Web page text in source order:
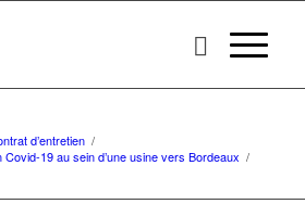
d’entretien /
19 au sein d’une usine vers Bordeaux /